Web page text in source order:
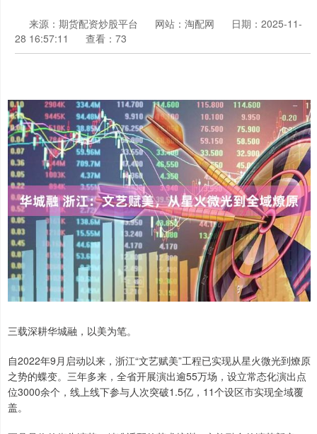
来源：期货配资炒股平台 网站：淘配网
日期：2025-11-
28 16:57:11
查看：73
三载深耕华城融，以美为笔。
自2022年9月启动以来，浙江“文艺赋美”工程已实现从星火微光到燎原
之势的蝶变。三年多来，全省开展演出逾55万场，设立常态化演出点
位3000余个，线上线下参与人次突破1.5亿，11个设区市实现全域覆
盖。